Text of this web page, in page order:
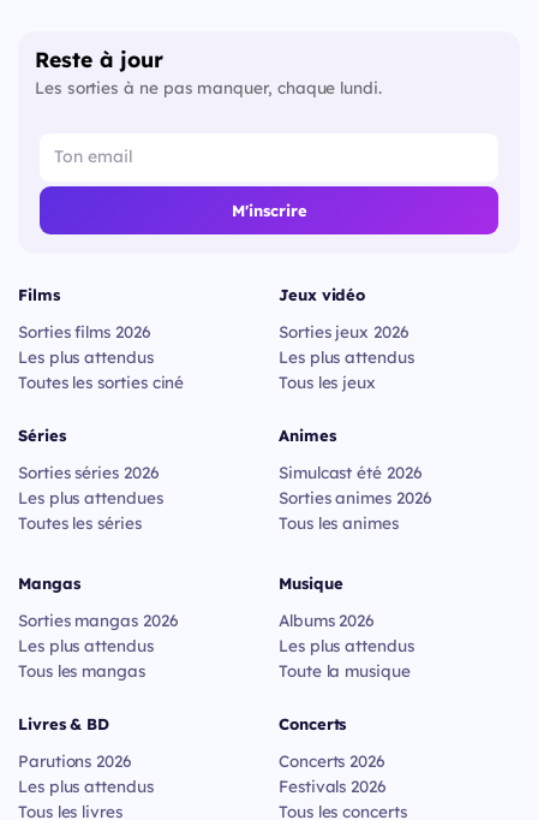
Reste à jour
Les sorties à ne pas manquer, chaque lundi.
M'inscrire
Films
Sorties films 2026
Les plus attendus
Toutes les sorties ciné
Séries
Sorties séries 2026
Les plus attendues
Toutes les séries
Jeux vidéo
Sorties jeux 2026
Les plus attendus
Tous les jeux
Animes
Simulcast été 2026
Sorties animes 2026
Tous les animes
Mangas
Sorties mangas 2026
Les plus attendus
Tous les mangas
Livres & BD
Parutions 2026
Les plus attendus
Tous les livres
Musique
Albums 2026
Les plus attendus
Toute la musique
Concerts
Concerts 2026
Festivals 2026
Tous les concerts